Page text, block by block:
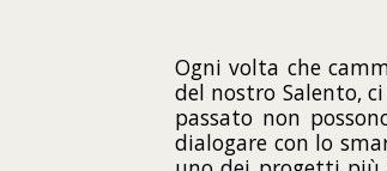
Ogni volta che
del nostro Salento,
passato non
dialogare con lo